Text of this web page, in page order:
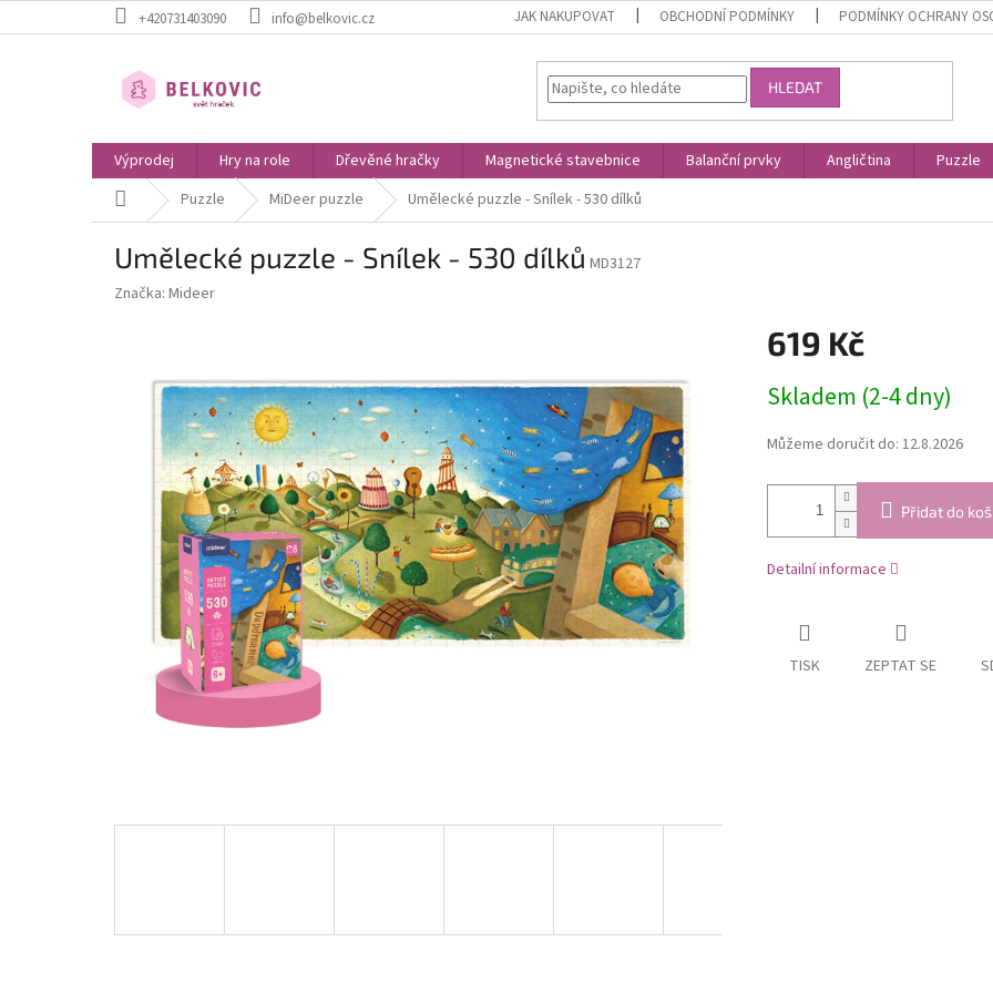
na
+420731403090 info@belkovic.cz JAK NAKUPOVAT OBCHODNÍ PODMÍNKY PODMÍNKY OCHRANY
HLEDAT
Výprodej Hry na role Dřevěné hračky Magnetické stavebnice Balanční prvky Angličtina Puzzle
Domů Puzzle MiDeer puzzle Umělecké puzzle - Snílek - 530 dílků
Umělecké puzzle - Snílek - 530 dílků MD3127
Značka: Mideer
619 Kč
cena:
Skladem (2-4 dny)
Můžeme doručit do: 12.8.2026
Přidat do
Detailní informace
TISK ZEPTAT SE